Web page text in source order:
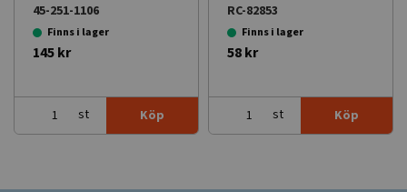
45-251-1106
Finns i lager
145 kr
st Köp
RC-82853
Finns i lager
58 kr
st Köp